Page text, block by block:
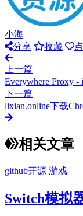
小海
分享
收藏
上一篇
Everywhere Proxy
下一篇
lixian.online下载
相关文章
github开源 游戏
Switch模拟